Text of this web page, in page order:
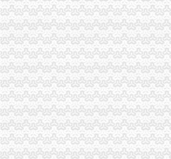
常发股份：重大资产出售暨关联交易预
滚动新闻_资讯频道_凤凰网
武进教育资源公共服务平台__2016年武
武进区积分入学常见问题答疑及材料规
鼎盛天工工程机械股份有限公司重大资
浙江达人旅业股份有限公司法律意见书_
雷科防务（002413）公告正文_财经_凤
滚动新闻_资讯频道_凤凰网
武进区流动人口子女积分入学管理实行
鼎盛天工：重大资产置换及发行股份购
常发股份：重大资产出售暨关联交易预